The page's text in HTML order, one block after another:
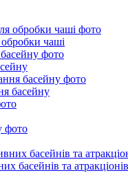
чаші
басейну
басейнів та атракціонів